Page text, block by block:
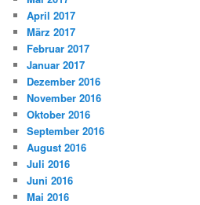
April 2017
März 2017
Februar 2017
Januar 2017
Dezember 2016
November 2016
Oktober 2016
September 2016
August 2016
Juli 2016
Juni 2016
Mai 2016